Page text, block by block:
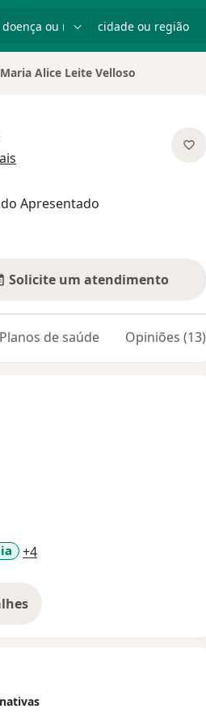
de cidade
Maria Alice Leite Velloso
Apresentado
Solicite um atendimento
Planos de saúde Opiniões (13)
+4a11y_sr_more_diseases